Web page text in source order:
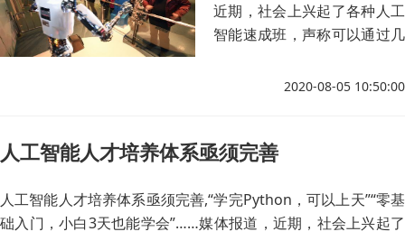
近期，社会上兴起了各种人工
智能速成班，声称可以通过几
2020-08-05 10:50:00
人工智能人才培养体系亟须完善
人工智能人才培养体系亟须完善,“学完Python，可以上天”“零基
础入门，小白3天也能学会”……媒体报道，近期，社会上兴起了